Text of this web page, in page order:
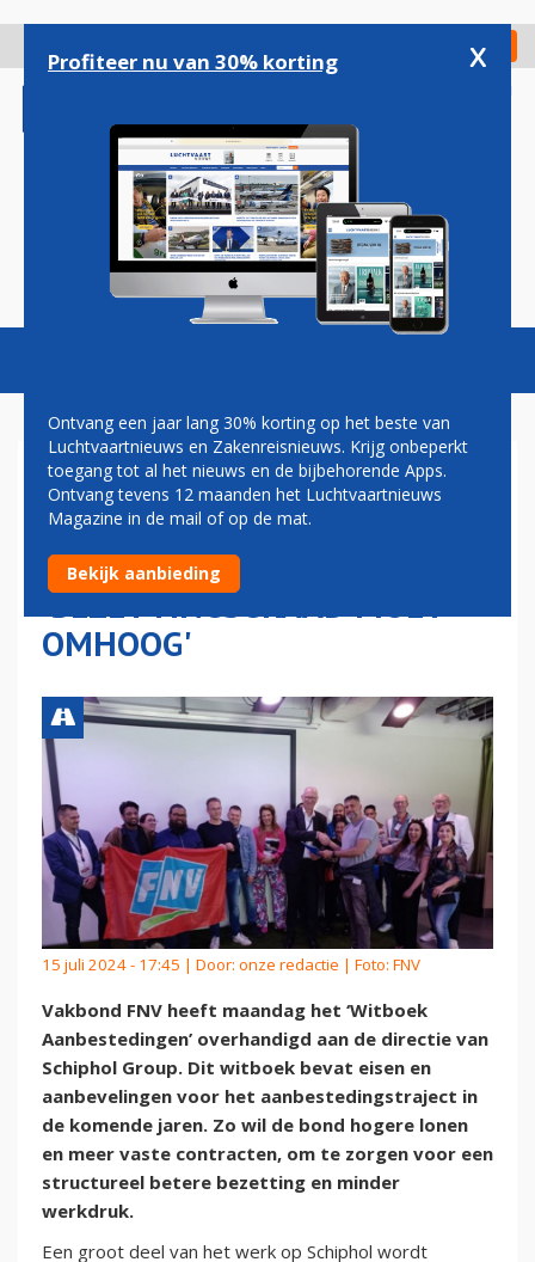
gaan
Check in
Magazine Podcasts Vacatures
FNV OVERHANDIGT WITBOEK
VOOR AANBESTEDINGEN AAN
SCHIPHOL:
'BEZETTINGSGRAAD MOET
OMHOOG'
15 juli 2024 - 17:45 | Door: onze redactie | Foto: FNV
Vakbond FNV heeft maandag het ‘Witboek
Aanbestedingen’ overhandigd aan de directie van
Schiphol Group. Dit witboek bevat eisen en
aanbevelingen voor het aanbestedingstraject in
de komende jaren. Zo wil de bond hogere lonen
en meer vaste contracten, om te zorgen voor een
structureel betere bezetting en minder
werkdruk.
Een groot deel van het werk op Schiphol wordt
Profiteer nu van 30% korting x
Ontvang een jaar lang 30% korting op het beste van
Luchtvaartnieuws en Zakenreisnieuws. Krijg onbeperkt
toegang tot al het nieuws en de bijbehorende Apps.
Ontvang tevens 12 maanden het Luchtvaartnieuws
Magazine in de mail of op de mat.
Bekijk aanbieding